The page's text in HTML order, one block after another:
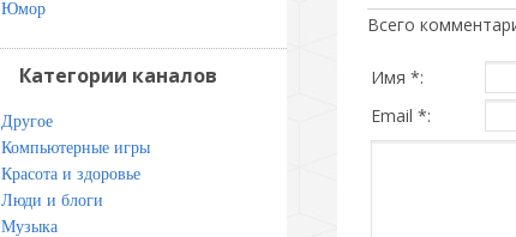
Всего
Имя *:
Email *:
Юмор
Категории каналов
Другое
Компьютерные игры
Красота и здоровье
Люди и блоги
Музыка